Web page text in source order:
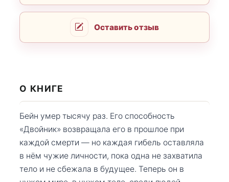
Оставить отзыв
О КНИГЕ
Бейн умер тысячу раз. Его способность
«Двойник» возвращала его в прошлое при
каждой смерти — но каждая гибель оставляла
в нём чужие личности, пока одна не захватила
тело и не сбежала в будущее. Теперь он в